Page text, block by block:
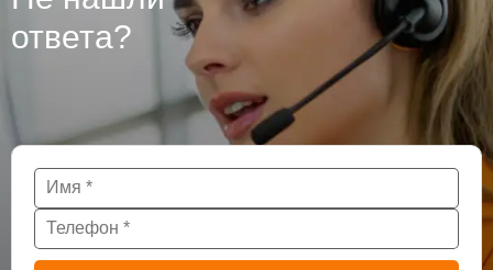
нуждаются в постоянном наблюдении за
состоянием гидроизоляции.
ответа?